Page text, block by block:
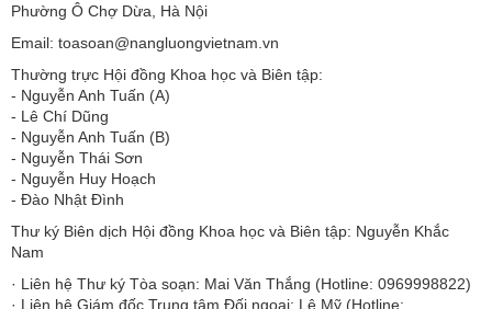
Phường Ô Chợ Dừa, Hà Nội
Email: toasoan@nangluongvietnam.vn
Thường trực Hội đồng Khoa học và Biên tập:
​​​​​​- Nguyễn Anh Tuấn (A)
- Lê Chí Dũng
- Nguyễn Anh Tuấn (B)
- Nguyễn Thái Sơn
- Nguyễn Huy Hoạch
- Đào Nhật Đình
Thư ký Biên dịch Hội đồng Khoa học và Biên tập: Nguyễn Khắc
Nam
· Liên hệ Thư ký Tòa soạn: Mai Văn Thắng (Hotline: 0969998822)
· Liên hệ Giám đốc Trung tâm Đối ngoại: Lê Mỹ (Hotline: